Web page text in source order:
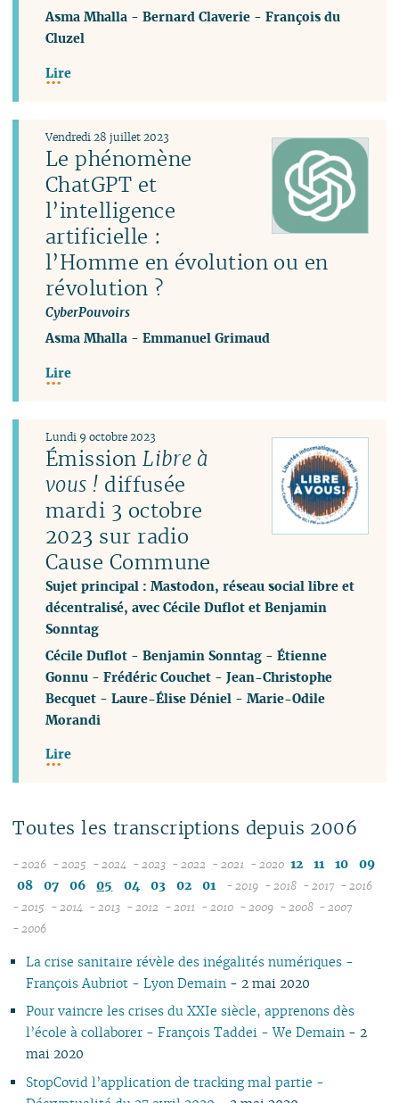
Asma Mhalla -Bernard Claverie -François du
Cluzel
Lire
Le phénomène
ChatGPT et
l’intelligence
artificielle :
l’Homme en évolution ou en
révolution ?
CyberPouvoirs
Vendredi 28 juillet 2023
Asma Mhalla -Emmanuel Grimaud
Lire
ÉmissionLibre à
vous ! diffusée
mardi 3 octobre
2023 sur radio
Cause Commune
Sujet principal : Mastodon, réseau social libre et
décentralisé, avec Cécile Duflot et Benjamin
Sonntag
Lundi 9 octobre 2023
Cécile Duflot -Benjamin Sonntag -Étienne
Gonnu -Frédéric Couchet -Jean-Christophe
Becquet -Laure-Élise Déniel -Marie-Odile
Morandi
Lire
Toutes les transcriptions depuis 2006
- 2026
08
04
03
02
01
- 2025
12
08
07
06
05
02
- 2024
12
08
07
06
05
02
- 2023
12
08
07
06
05
02
- 2022
12
08
07
06
05
02
- 2021
08
07
06
05
02
- 2020 12 11 10
09
08
07 06 05 04 03 02 01 - 2019
09
08
07
06
03
- 2018
12
09
08
07
06
03
- 2017
09
07
06
- 2016
- 2015
10
09
08
07
06
04
- 2014
10
09
08
07
03
- 2013
09
08
04
02
- 2012
09
08
07
06
01
- 2011
10
09
08
07
04
- 2010
10
09
08
07
04
- 2009 - 2008
10
01
- 2007
- 2006
La crise sanitaire révèle des inégalités numériques -
François Aubriot - Lyon Demain- 2 mai 2020
Pour vaincre les crises du XXIe siècle, apprenons dès
l’école à collaborer - François Taddei - We Demain- 2
mai 2020
StopCovid l’application de tracking mal partie -